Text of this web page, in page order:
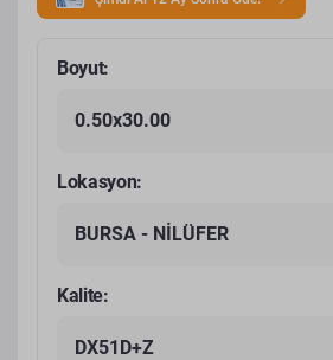
Boyut:
0.50x30.00
Lokasyon:
BURSA - NİLÜFER
Kalite:
DX51D+Z